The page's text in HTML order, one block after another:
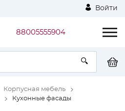
Войти
88005555904
Корпусная мебель
Кухонные фасады